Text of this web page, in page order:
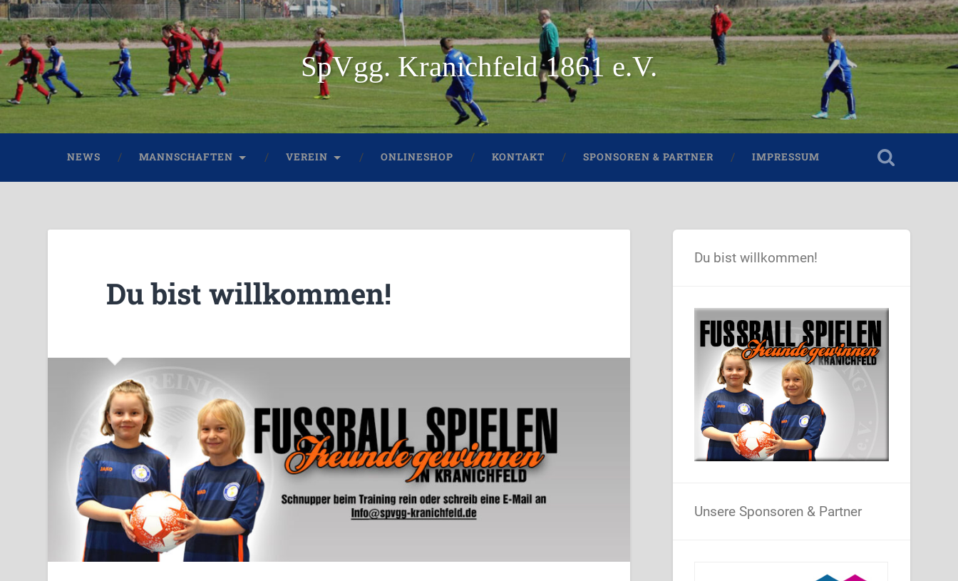
SpVgg. Kranichfeld 1861 e.V.
NEWS MANNSCHAFTEN VEREIN ONLINESHOP KONTAKT SPONSOREN & PARTNER IMPRESSUM
Du bist willkommen!
Du bist willkommen!
Unsere Sponsoren & Partner